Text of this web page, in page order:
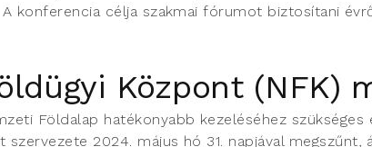
konferencia célja szakmai fórumot biztosítani
Központ (NFK)
Földalap hatékonyabb kezeléséhez
2024. május hó 31. napjával megszűnt,